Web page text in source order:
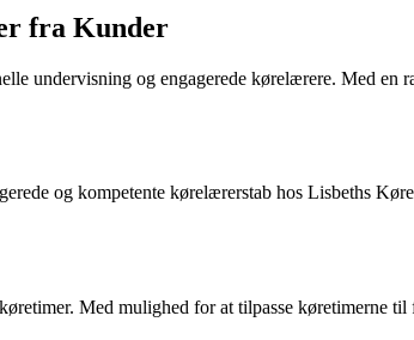
fra Kunder
undervisning og engagerede kørelærere. Med
og kompetente kørelærerstab hos Lisbeths
Med mulighed for at tilpasse køretimerne